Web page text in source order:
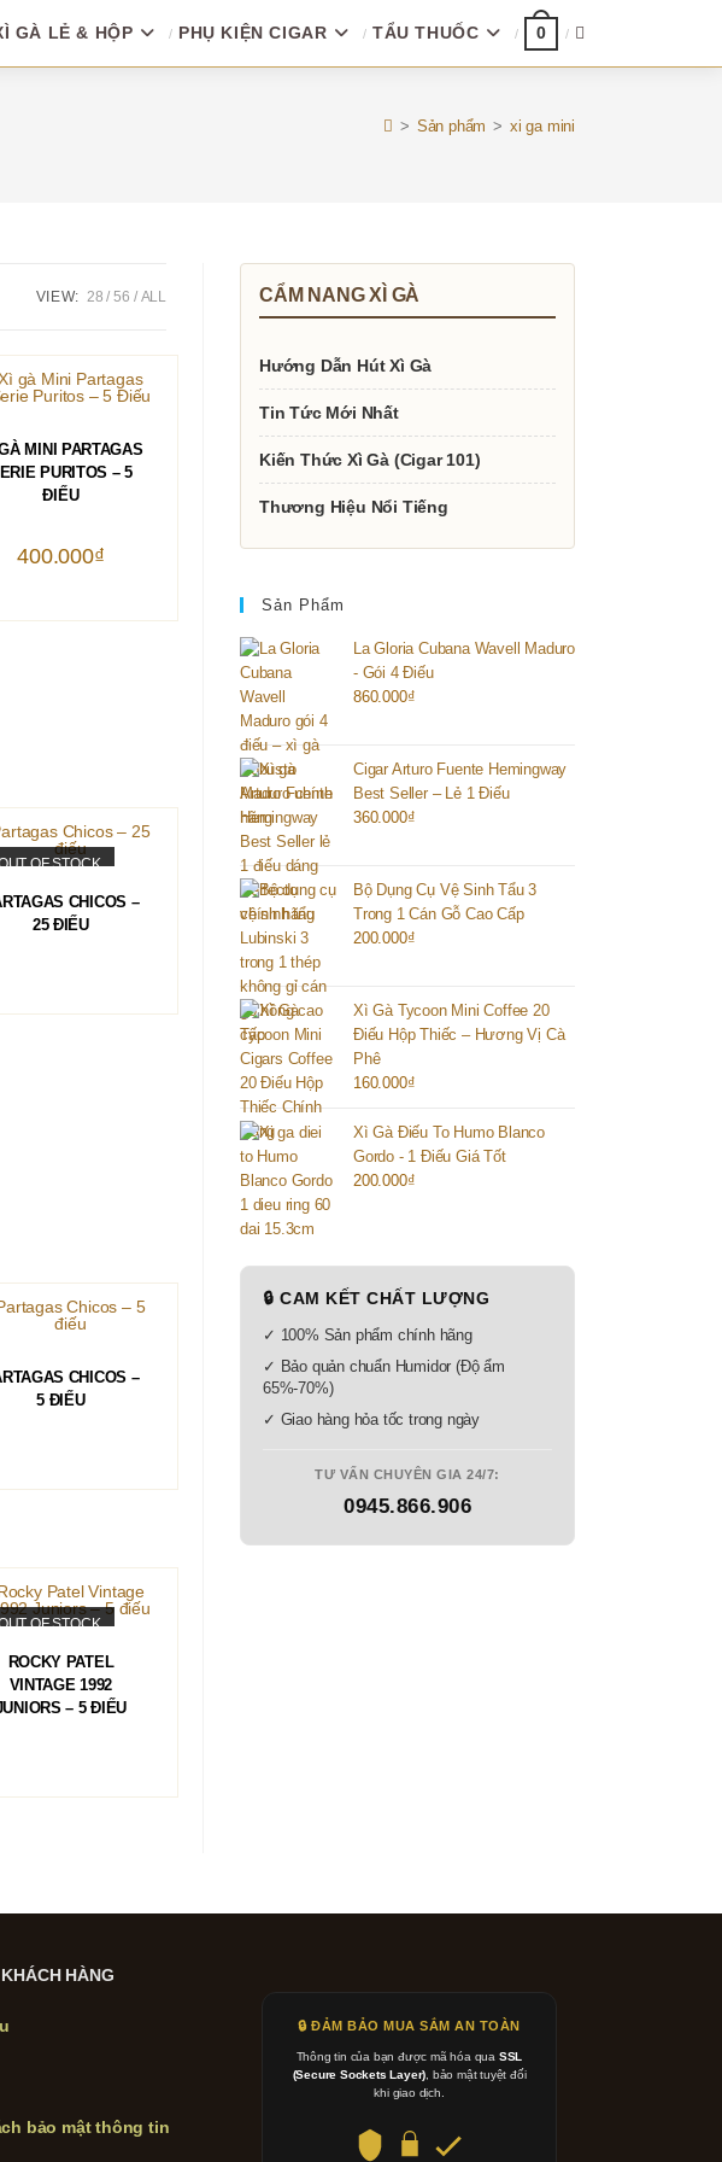
GÀ LẺ & HỘP PHỤ KIỆN CIGAR TẨU THUỐC 0 TOGGLE
> Sản phẩm > xi ga mini
VIEW: 28 56 ALL
VÀO GIỎ HÀNG
MINI PARTAGAS
PURITOS – 5
ĐIẾU
400.000₫
OF STOCK
CHICOS –
25 ĐIẾU
CHICOS –
5 ĐIẾU
OF STOCK
ROCKY PATEL
VINTAGE 1992
– 5 ĐIẾU
CẨM NANG XÌ GÀ
Hướng Dẫn Hút Xì Gà
Tin Tức Mới Nhất
Kiến Thức Xì Gà (Cigar 101)
Thương Hiệu Nổi Tiếng
Sản Phẩm
La Gloria Cubana Wavell Maduro
- Gói 4 Điếu
860.000₫
Cigar Arturo Fuente Hemingway
Best Seller – Lẻ 1 Điếu
360.000₫
Bộ Dụng Cụ Vệ Sinh Tẩu 3
Trong 1 Cán Gỗ Cao Cấp
200.000₫
Xì Gà Tycoon Mini Coffee 20
Điếu Hộp Thiếc – Hương Vị Cà
Phê
160.000₫
Xì Gà Điếu To Humo Blanco
Gordo - 1 Điếu Giá Tốt
200.000₫
🔒 CAM KẾT CHẤT LƯỢNG
✓ 100% Sản phẩm chính hãng
✓ Bảo quản chuẩn Humidor (Độ ẩm
65%-70%)
✓ Giao hàng hỏa tốc trong ngày
TƯ VẤN CHUYÊN GIA 24/7:
0945.866.906
HÀNG
bảo mật thông tin
🔒 ĐẢM BẢO MUA SẮM AN TOÀN
Thông tin của bạn được mã hóa qua SSL
(Secure Sockets Layer) , bảo mật tuyệt đối
khi giao dịch.